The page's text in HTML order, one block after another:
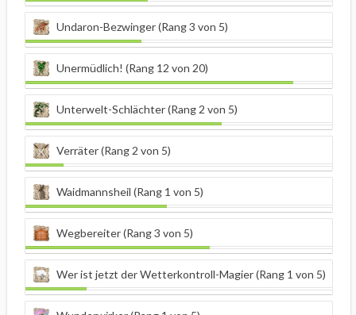
Undaron-Bezwinger (Rang 3 von 5)
Unermüdlich! (Rang 12 von 20)
Unterwelt-Schlächter (Rang 2 von 5)
Verräter (Rang 2 von 5)
Waidmannsheil (Rang 1 von 5)
Wegbereiter (Rang 3 von 5)
Wer ist jetzt der Wetterkontroll-Magier (Rang 1 von 5)